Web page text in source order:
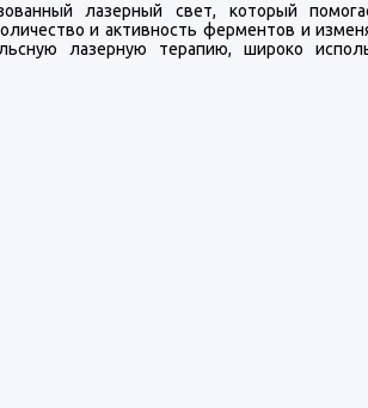
лазерный свет, который
и активность ферментов и
лазерную терапию, широко